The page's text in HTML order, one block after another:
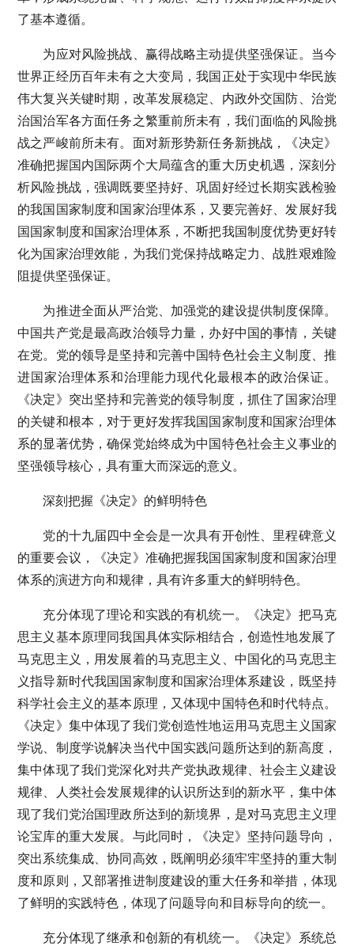
了基本遵循。
为应对风险挑战、赢得战略主动提供坚强保证。当今
世界正经历百年未有之大变局，我国正处于实现中华民族
伟大复兴关键时期，改革发展稳定、内政外交国防、治党
治国治军各方面任务之繁重前所未有，我们面临的风险挑
战之严峻前所未有。面对新形势新任务新挑战，《决定》
准确把握国内国际两个大局蕴含的重大历史机遇，深刻分
析风险挑战，强调既要坚持好、巩固好经过长期实践检验
的我国国家制度和国家治理体系，又要完善好、发展好我
国国家制度和国家治理体系，不断把我国制度优势更好转
化为国家治理效能，为我们党保持战略定力、战胜艰难险
阻提供坚强保证。
为推进全面从严治党、加强党的建设提供制度保障。
中国共产党是最高政治领导力量，办好中国的事情，关键
在党。党的领导是坚持和完善中国特色社会主义制度、推
进国家治理体系和治理能力现代化最根本的政治保证。
《决定》突出坚持和完善党的领导制度，抓住了国家治理
的关键和根本，对于更好发挥我国国家制度和国家治理体
系的显著优势，确保党始终成为中国特色社会主义事业的
坚强领导核心，具有重大而深远的意义。
深刻把握《决定》的鲜明特色
党的十九届四中全会是一次具有开创性、里程碑意义
的重要会议，《决定》准确把握我国国家制度和国家治理
体系的演进方向和规律，具有许多重大的鲜明特色。
充分体现了理论和实践的有机统一。《决定》把马克
思主义基本原理同我国具体实际相结合，创造性地发展了
马克思主义，用发展着的马克思主义、中国化的马克思主
义指导新时代我国国家制度和国家治理体系建设，既坚持
科学社会主义的基本原理，又体现中国特色和时代特点。
《决定》集中体现了我们党创造性地运用马克思主义国家
学说、制度学说解决当代中国实践问题所达到的新高度，
集中体现了我们党深化对共产党执政规律、社会主义建设
规律、人类社会发展规律的认识所达到的新水平，集中体
现了我们党治国理政所达到的新境界，是对马克思主义理
论宝库的重大发展。与此同时，《决定》坚持问题导向，
突出系统集成、协同高效，既阐明必须牢牢坚持的重大制
度和原则，又部署推进制度建设的重大任务和举措，体现
了鲜明的实践特色，体现了问题导向和目标导向的统一。
充分体现了继承和创新的有机统一。《决定》系统总